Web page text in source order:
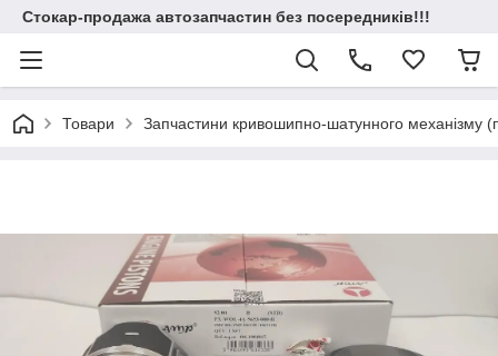
Стокар-продажа автозапчастин без посередників!!!
Товари Запчастини кривошипно-шатунного механізму